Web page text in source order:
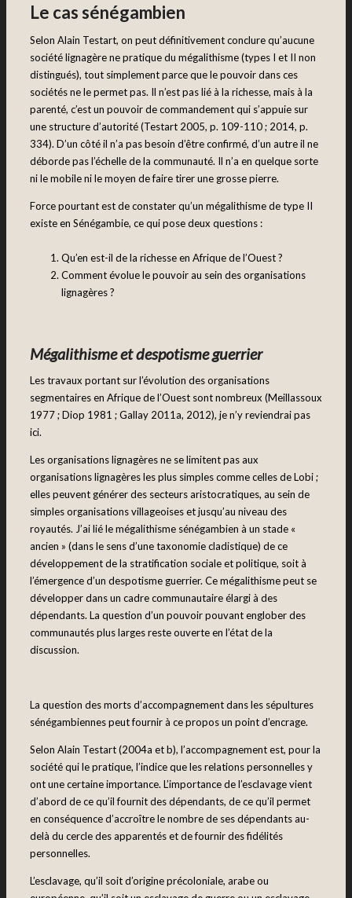
Le cas sénégambien
Selon Alain Testart, on peut définitivement conclure qu’aucune
société lignagère ne pratique du mégalithisme (types I et II non
distingués), tout simplement parce que le pouvoir dans ces
sociétés ne le permet pas. Il n’est pas lié à la richesse, mais à la
parenté, c’est un pouvoir de commandement qui s’appuie sur
une structure d’autorité (Testart 2005, p. 109-110 ; 2014, p.
334). D’un côté il n’a pas besoin d’être confirmé, d’un autre il ne
déborde pas l’échelle de la communauté. Il n’a en quelque sorte
ni le mobile ni le moyen de faire tirer une grosse pierre.
Force pourtant est de constater qu’un mégalithisme de type II
existe en Sénégambie, ce qui pose deux questions :
Qu’en est-il de la richesse en Afrique de l’Ouest ?
Comment évolue le pouvoir au sein des organisations
lignagères ?
Mégalithisme et despotisme guerrier
Les travaux portant sur l’évolution des organisations
segmentaires en Afrique de l’Ouest sont nombreux (Meillassoux
1977 ; Diop 1981 ; Gallay 2011a, 2012), je n’y reviendrai pas
ici.
Les organisations lignagères ne se limitent pas aux
organisations lignagères les plus simples comme celles de Lobi ;
elles peuvent générer des secteurs aristocratiques, au sein de
simples organisations villageoises et jusqu’au niveau des
royautés. J’ai lié le mégalithisme sénégambien à un stade «
ancien » (dans le sens d’une taxonomie cladistique) de ce
développement de la stratification sociale et politique, soit à
l’émergence d’un despotisme guerrier. Ce mégalithisme peut se
développer dans un cadre communautaire élargi à des
dépendants. La question d’un pouvoir pouvant englober des
communautés plus larges reste ouverte en l’état de la
discussion.
La question des morts d’accompagnement dans les sépultures
sénégambiennes peut fournir à ce propos un point d’encrage.
Selon Alain Testart (2004a et b), l’accompagnement est, pour la
société qui le pratique, l’indice que les relations personnelles y
ont une certaine importance. L’importance de l’esclavage vient
d’abord de ce qu’il fournit des dépendants, de ce qu’il permet
en conséquence d’accroître le nombre de ses dépendants au-
delà du cercle des apparentés et de fournir des fidélités
personnelles.
L’esclavage, qu’il soit d’origine précoloniale, arabe ou